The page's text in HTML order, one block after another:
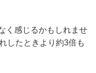
く感じるかもしれませ
したときより約3倍も